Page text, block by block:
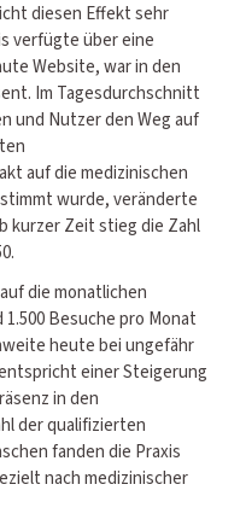
diesen Effekt sehr
verfügte über eine
Website, war in den
Im Tagesdurchschnitt
und Nutzer den Weg auf
auf die medizinischen
wurde, veränderte
kurzer Zeit stieg die Zahl
die monatlichen
Besuche pro Monat
heute bei ungefähr
einer Steigerung
in den
der qualifizierten
fanden die Praxis
nach medizinischer